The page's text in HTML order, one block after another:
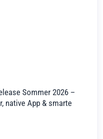
Sommer 2026 –
native App & smarte